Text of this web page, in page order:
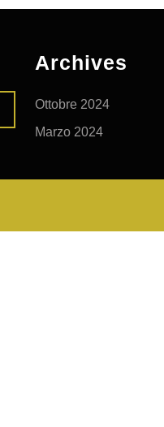
Archives
Ottobre 2024
Marzo 2024